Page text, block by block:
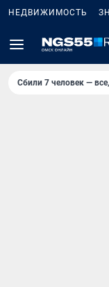
НЕДВИЖИМОСТЬ
Сбили 7 человек —